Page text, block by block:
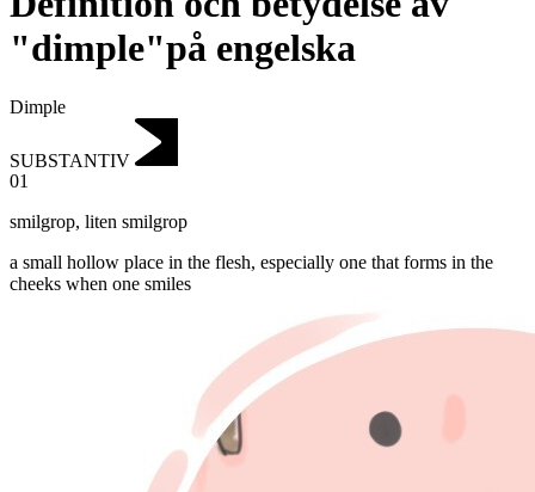
"dimple"på engelska
Dimple
SUBSTANTIV
01
smilgrop, liten smilgrop
a small hollow place in the flesh, especially one that forms in the
cheeks when one smiles